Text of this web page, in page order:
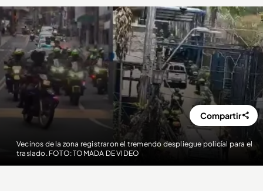
Vecinos de la zona registraron el tremendo despliegue policíal para el
traslado. FOTO: TOMADA DE VIDEO
Compartir